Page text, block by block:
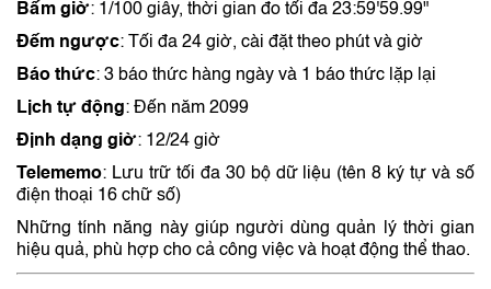
Bấm giờ: 1/100 giây, thời gian đo tối đa 23:59'59.99"
Đếm ngược:
Tối đa 24 giờ, cài đặt theo phút và giờ
Báo thức: 3 báo thức hàng ngày và 1 báo thức lặp lại
Lịch tự động: Đến năm 2099
Định dạng giờ: 12/24 giờ
Telememo: Lưu trữ tối đa 30 bộ dữ liệu (tên 8 ký tự và số
điện thoại 16 chữ số)
Những tính năng này giúp người dùng quản lý thời gian
hiệu quả, phù hợp cho cả công việc và hoạt động thể thao.